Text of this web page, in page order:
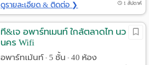
ดูรายละเอียด & ติดต่อ ❯ 1 สัปดาห์
ที&เจ อพาร์ทเมนท์ ใกล้ตลาดไท นว
นคร Wifi
อพาร์ทเม้นท์ • 5 ชั้น • 40 ห้อง